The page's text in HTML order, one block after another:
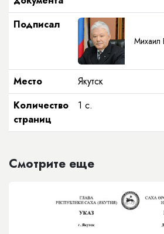
Подписал
Михаил
Место
Якутск
Количество
страниц
1 с.
Смотрите еще